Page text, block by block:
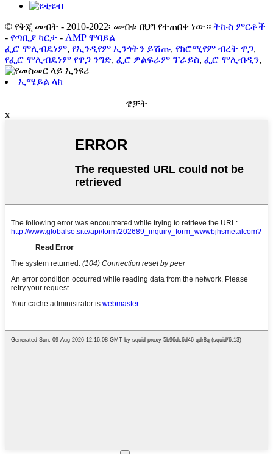
© የቅጂ መብት - 2010-2022፡ መብቱ በህግ የተጠበቀ ነው። ትኩስ ምርቶች
- የጣቢያ ካርታ - AMP ሞባይል
ፌሮ ሞሊብዴነም, የኢንዲየም ኢንጎትን ይሽጡ, የክሮሚየም ብረት ዋጋ,
የፌሮ ሞሊብዴነም የዋጋ ንግድ, ፌሮ ዎልፍራም ፕራይስ, ፌሮ ሞሊብዲን,
ኢሜይል ላክ
ዌቻት
x